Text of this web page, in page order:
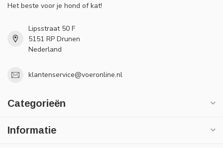
Het beste voor je hond of kat!
Lipsstraat 50 F
5151 RP Drunen
Nederland
klantenservice@voeronline.nl
Categorieën
Informatie